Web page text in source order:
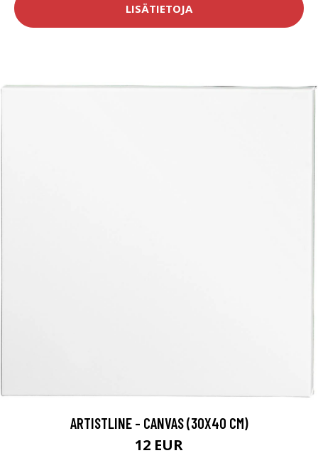
LISÄTIETOJA
ARTISTLINE - CANVAS (30X40 CM)
12 EUR